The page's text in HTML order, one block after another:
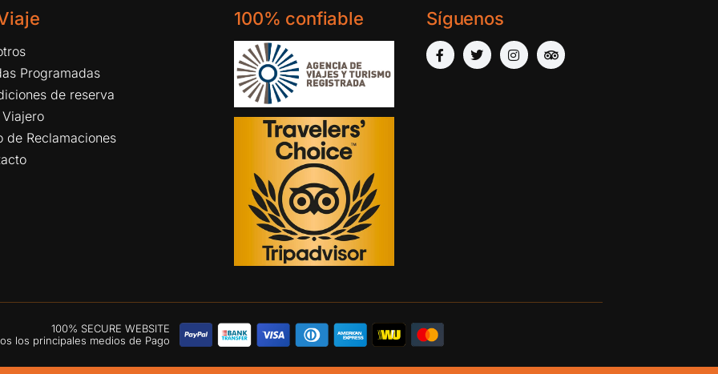
Programadas
de reserva
de Reclamaciones
100% confiable Síguenos
100% SECURE WEBSITE
los principales medios de Pago